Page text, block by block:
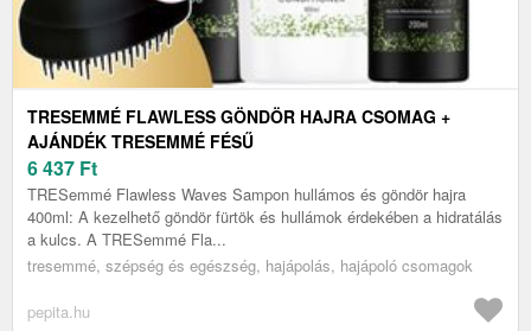
TRESEMMÉ FLAWLESS GÖNDÖR HAJRA CSOMAG +
AJÁNDÉK TRESEMMÉ FÉSŰ
6 437 Ft
TRESemmé Flawless Waves Sampon hullámos és göndör hajra
400ml: A kezelhető göndör fürtök és hullámok érdekében a hidratálás
a kulcs. A TRESemmé Fla...
tresemmé, szépség és egészség, hajápolás, hajápoló csomagok
pepita.hu